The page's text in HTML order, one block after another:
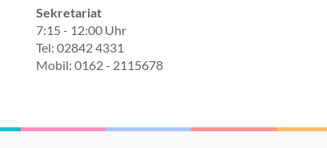
Sekretariat
7:15 - 12:00 Uhr
Tel: 02842 4331
Mobil: 0162 - 2115678